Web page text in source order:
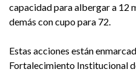
capacidad para albergar a 12
demás con cupo para 72.
Estas acciones están
Fortalecimiento Institucional